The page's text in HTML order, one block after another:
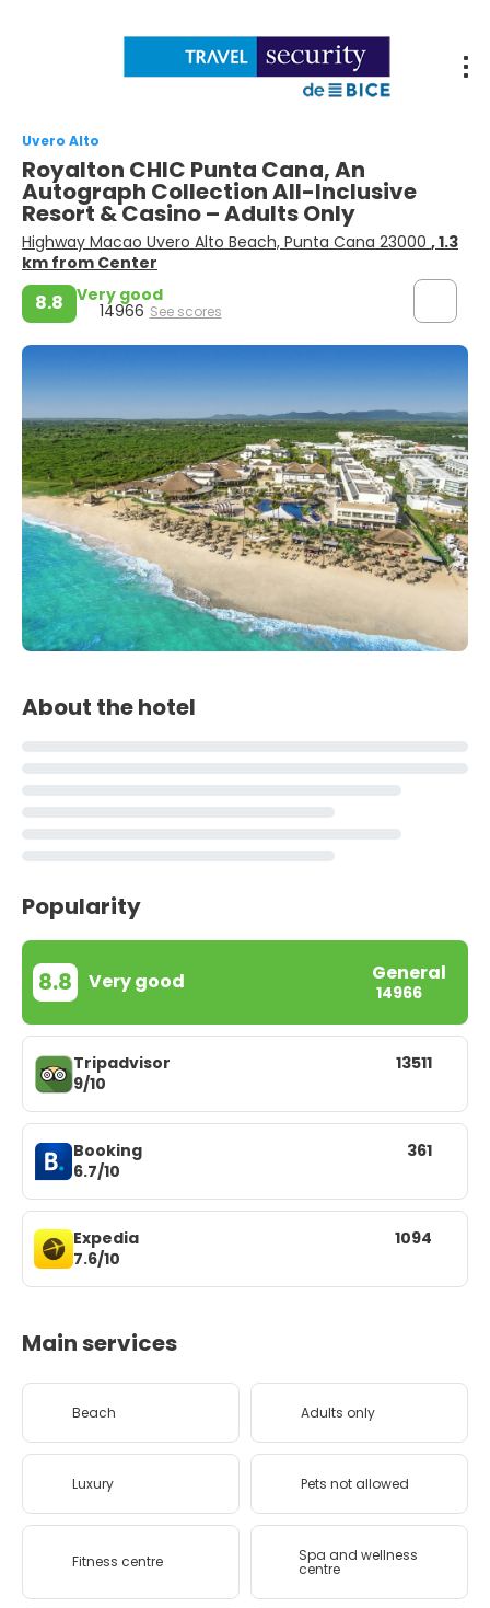
Uvero Alto
Royalton CHIC Punta Cana, An
Autograph Collection All-Inclusive
Resort & Casino – Adults Only
Highway Macao Uvero Alto Beach, Punta Cana 23000 , 1.3
km from Center
8.8 Very good
14966 See scores
About the hotel
Popularity
8.8 Very good General
14966
Tripadvisor
9/10
13511
Booking
6.7/10
361
Expedia
7.6/10
1094
Main services
Beach Adults only
Luxury Pets not allowed
Fitness centre Spa and wellness
centre